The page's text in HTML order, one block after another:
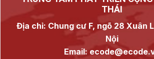
THÁI
Địa chỉ: Chung cư F, ngõ 28 Xuân
Nội
Email: